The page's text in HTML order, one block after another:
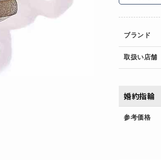
ブランド
取扱い店舗
婚約指輪
参考価格